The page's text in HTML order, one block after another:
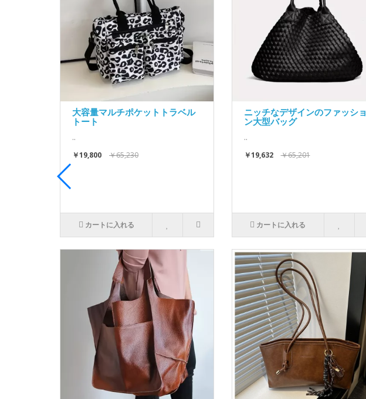
大容量マルチポケットトラベル
トート
..
￥19,800
￥65,230
カートに入れる
ニッチなデザインのファッショ
ン大型バッグ
..
￥19,632
￥65,201
カートに入れる